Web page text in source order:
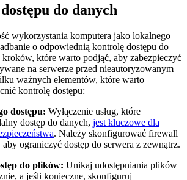
do ​danych
wykorzystania komputera jako lokalnego
o odpowiednią⁤ kontrolę dostępu ‍do
⁤które warto⁣ podjąć, aby⁣ zabezpieczyć
na serwerze​ przed nieautoryzowanym
ważnych elementów, które warto
kontrolę dostępu:
⁣dostępu: Wyłączenie usług, które
dostęp do danych,‍ jest kluczowe dla
. Należy skonfigurować‍ firewall
ograniczyć dostęp do serwera z zewnątrz.
⁤do ⁢plików: Unikaj udostępniania plików⁤
a jeśli konieczne, skonfiguruj